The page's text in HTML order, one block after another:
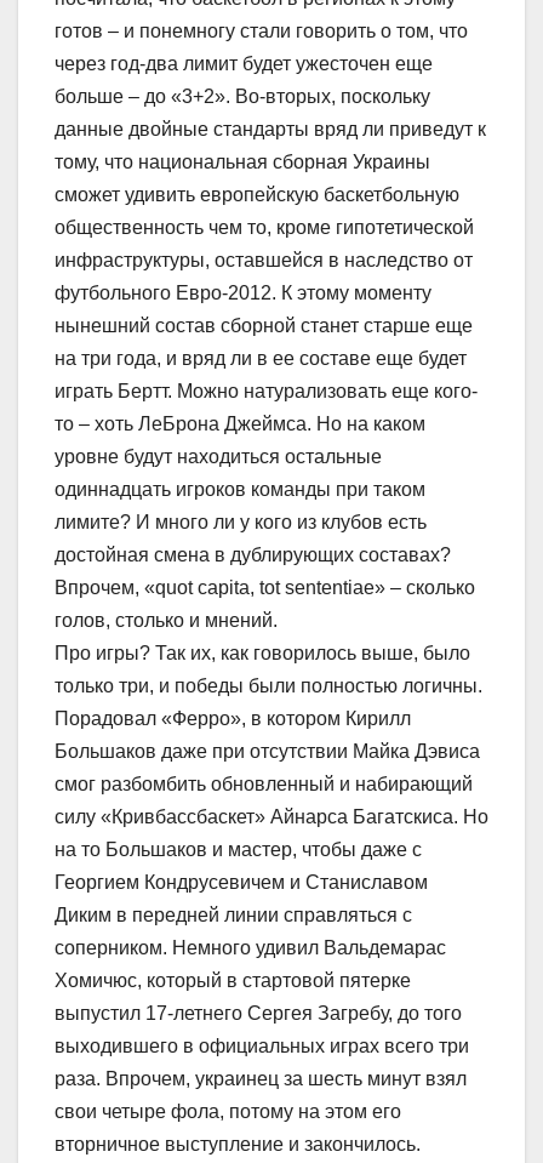
готов – и понемногу стали говорить о том, что
через год-два лимит будет ужесточен еще
больше – до «3+2». Во-вторых, поскольку
данные двойные стандарты вряд ли приведут к
тому, что национальная сборная Украины
сможет удивить европейскую баскетбольную
общественность чем то, кроме гипотетической
инфраструктуры, оставшейся в наследство от
футбольного Евро-2012. К этому моменту
нынешний состав сборной станет старше еще
на три года, и вряд ли в ее составе еще будет
играть Бертт. Можно натурализовать еще кого-
то – хоть ЛеБрона Джеймса. Но на каком
уровне будут находиться остальные
одиннадцать игроков команды при таком
лимите? И много ли у кого из клубов есть
достойная смена в дублирующих составах?
Впрочем, «quot capita, tot sententiae» – сколько
голов, столько и мнений.
Про игры? Так их, как говорилось выше, было
только три, и победы были полностью логичны.
Порадовал «Ферро», в котором Кирилл
Большаков даже при отсутствии Майка Дэвиса
смог разбомбить обновленный и набирающий
силу «Кривбассбаскет» Айнарса Багатскиса. Но
на то Большаков и мастер, чтобы даже с
Георгием Кондрусевичем и Станиславом
Диким в передней линии справляться с
соперником. Немного удивил Вальдемарас
Хомичюс, который в стартовой пятерке
выпустил 17-летнего Сергея Загребу, до того
выходившего в официальных играх всего три
раза. Впрочем, украинец за шесть минут взял
свои четыре фола, потому на этом его
вторничное выступление и закончилось.